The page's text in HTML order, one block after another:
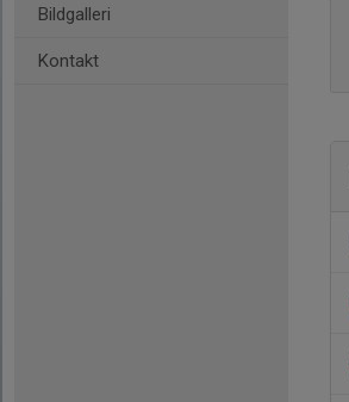
Bildgalleri
Kontakt